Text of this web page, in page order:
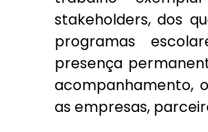
stakeholders, dos
programas
presença
acompanhamento,
as empresas,